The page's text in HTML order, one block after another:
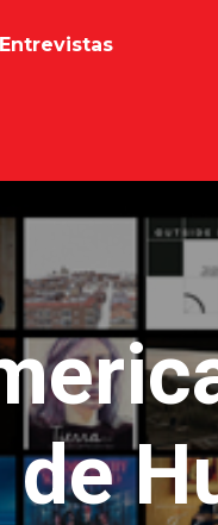
Entrevistas